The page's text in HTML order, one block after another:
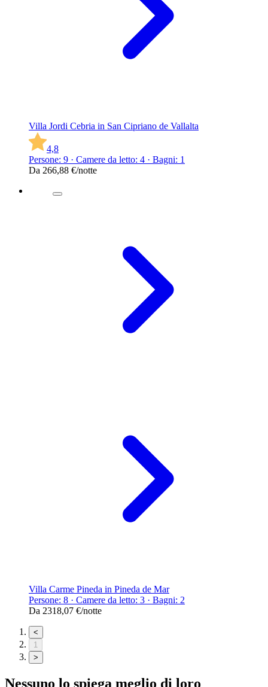
Villa Jordi Cebria in San Cipriano de Vallalta
4,8
Persone: 9 · Camere da letto: 4 · Bagni: 1
Da 266,88 €/notte
Villa Carme Pineda in Pineda de Mar
Persone: 8 · Camere da letto: 3 · Bagni: 2
Da 2318,07 €/notte
<
1
>
Nessuno lo spiega meglio di loro